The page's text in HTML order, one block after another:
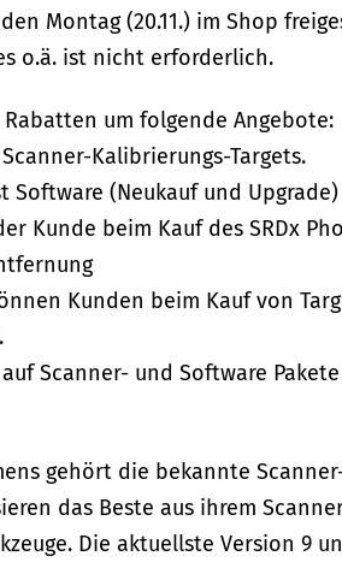
Montag (20.11.) im Shop
o.ä. ist nicht erforderlich.
um folgende Angebote:
Kalibrierungs-Targets.
Software (Neukauf und
Kunde beim Kauf des SRDx
Kunden beim Kauf von
Scanner- und Software
gehört die bekannte
das Beste aus ihrem
Die aktuellste Version 9